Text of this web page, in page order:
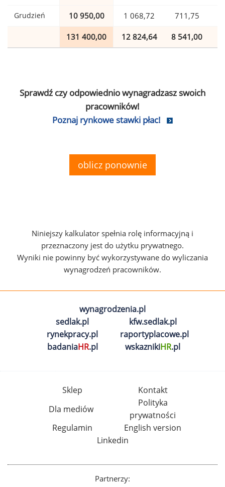
Grudzień 10 950,00 1 068,72 711,75
131 400,00 12 824,64 8 541,00
Sprawdź czy odpowiednio wynagradzasz swoich
pracowników!
Poznaj rynkowe stawki płac!
oblicz ponownie
Niniejszy kalkulator spełnia rolę informacyjną i
przeznaczony jest do użytku prywatnego.
Wyniki nie powinny być wykorzystywane do wyliczania
wynagrodzeń pracowników.
wynagrodzenia.pl
sedlak.pl
kfw.sedlak.pl
rynekpracy.pl
raportyplacowe.pl
badaniaHR.pl wskaznikiHR.pl
Sklep
Kontakt
Dla mediów
Polityka
prywatności
Regulamin
English version
Linkedin
Partnerzy: